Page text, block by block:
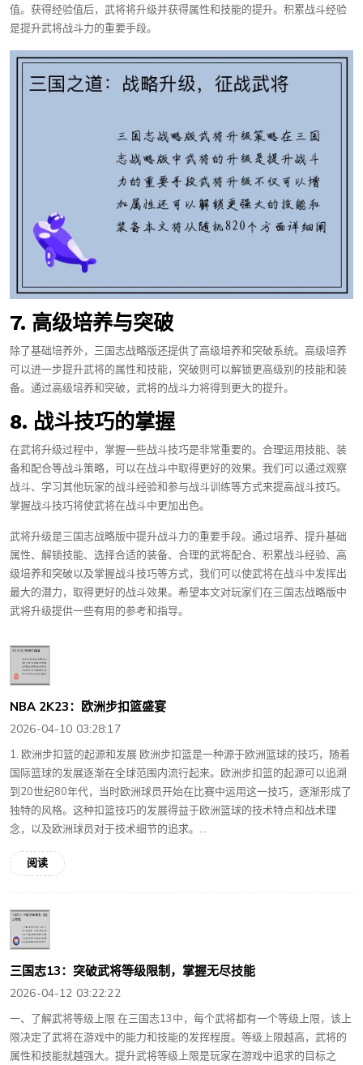
值。获得经验值后，武将将升级并获得属性和技能的提升。积累战斗经验
是提升武将战斗力的重要手段。
7. 高级培养与突破
除了基础培养外，三国志战略版还提供了高级培养和突破系统。高级培养
可以进一步提升武将的属性和技能，突破则可以解锁更高级别的技能和装
备。通过高级培养和突破，武将的战斗力将得到更大的提升。
8. 战斗技巧的掌握
在武将升级过程中，掌握一些战斗技巧是非常重要的。合理运用技能、装
备和配合等战斗策略，可以在战斗中取得更好的效果。我们可以通过观察
战斗、学习其他玩家的战斗经验和参与战斗训练等方式来提高战斗技巧。
掌握战斗技巧将使武将在战斗中更加出色。
武将升级是三国志战略版中提升战斗力的重要手段。通过培养、提升基础
属性、解锁技能、选择合适的装备、合理的武将配合、积累战斗经验、高
级培养和突破以及掌握战斗技巧等方式，我们可以使武将在战斗中发挥出
最大的潜力，取得更好的战斗效果。希望本文对玩家们在三国志战略版中
武将升级提供一些有用的参考和指导。
NBA 2K23：欧洲步扣篮盛宴
2026-04-10 03:28:17
1. 欧洲步扣篮的起源和发展 欧洲步扣篮是一种源于欧洲篮球的技巧，随着
国际篮球的发展逐渐在全球范围内流行起来。欧洲步扣篮的起源可以追溯
到20世纪80年代，当时欧洲球员开始在比赛中运用这一技巧，逐渐形成了
独特的风格。这种扣篮技巧的发展得益于欧洲篮球的技术特点和战术理
念，以及欧洲球员对于技术细节的追求。...
阅读
三国志13：突破武将等级限制，掌握无尽技能
2026-04-12 03:22:22
一、了解武将等级上限 在三国志13中，每个武将都有一个等级上限，该上
限决定了武将在游戏中的能力和技能的发挥程度。等级上限越高，武将的
属性和技能就越强大。提升武将等级上限是玩家在游戏中追求的目标之